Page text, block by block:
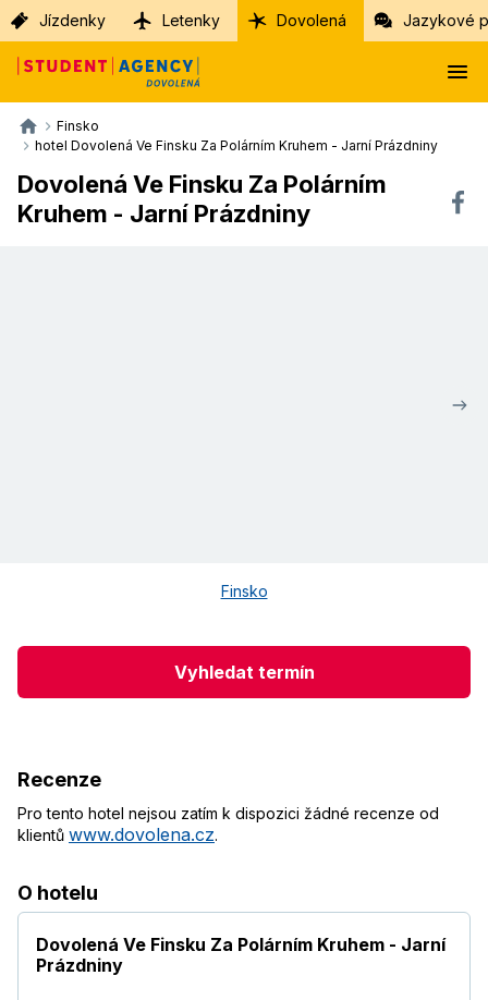
Jízdenky Letenky Dovolená Jazykové
Finsko
hotel Dovolená Ve Finsku Za Polárním Kruhem - Jarní Prázdniny
Dovolená Ve Finsku Za Polárním
Kruhem - Jarní Prázdniny
Finsko
Vyhledat termín
Recenze
Pro tento hotel nejsou zatím k dispozici žádné recenze od
klientů www.dovolena.cz.
O hotelu
Dovolená Ve Finsku Za Polárním Kruhem - Jarní
Prázdniny